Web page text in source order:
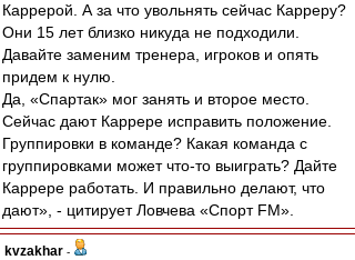
Каррерой. А за что увольнять сейчас Карреру?
Они 15 лет близко никуда не подходили.
Давайте заменим тренера, игроков и опять
придем к нулю.
Да, «Спартак» мог занять и второе место.
Сейчас дают Каррере исправить положение.
Группировки в команде? Какая команда с
группировками может что-то выиграть? Дайте
Каррере работать. И правильно делают, что
дают», - цитирует Ловчева «Спорт FM».
kvzakhar -